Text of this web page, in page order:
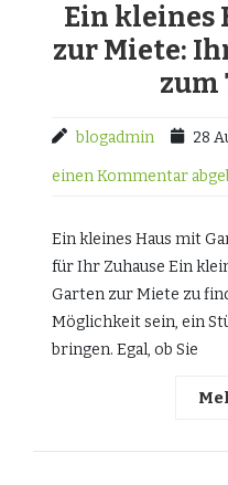
Ein kleines
zur Miete:
zum
blogadmin 28
einen Kommentar
Ein kleines Haus mit
für Ihr Zuhause Ein
Garten zur Miete zu
Möglichkeit sein, ein
bringen. Egal, ob Sie